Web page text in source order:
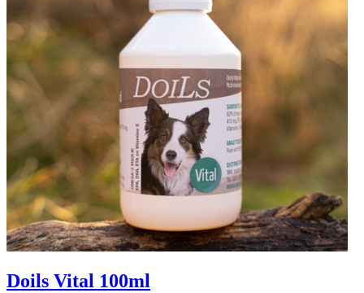
Doils Vital 100ml